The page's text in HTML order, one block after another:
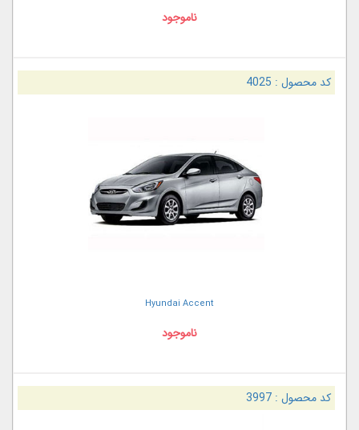
ناموجود
کد محصول : 4025
Hyundai Accent
ناموجود
کد محصول :3997